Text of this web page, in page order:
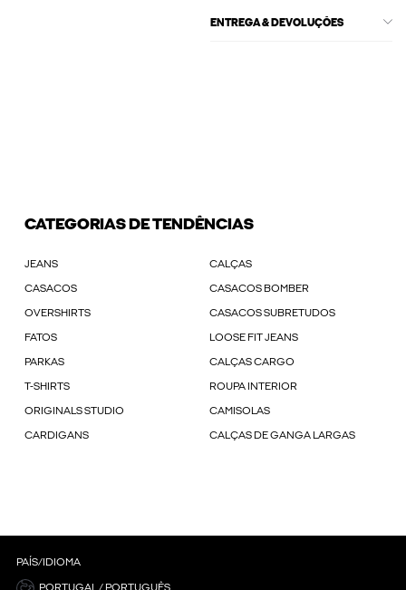
ENTREGA & DEVOLUÇÕES
CATEGORIAS DE TENDÊNCIAS
JEANS CALÇAS
CASACOS CASACOS BOMBER
OVERSHIRTS CASACOS SUBRETUDOS
FATOS LOOSE FIT JEANS
PARKAS CALÇAS CARGO
T-SHIRTS ROUPA INTERIOR
ORIGINALS STUDIO CAMISOLAS
CARDIGANS CALÇAS DE GANGA LARGAS
PAÍS/IDIOMA